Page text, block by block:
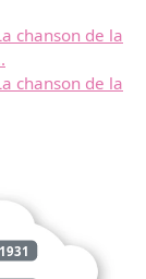
chanson de la
chanson de la
1931